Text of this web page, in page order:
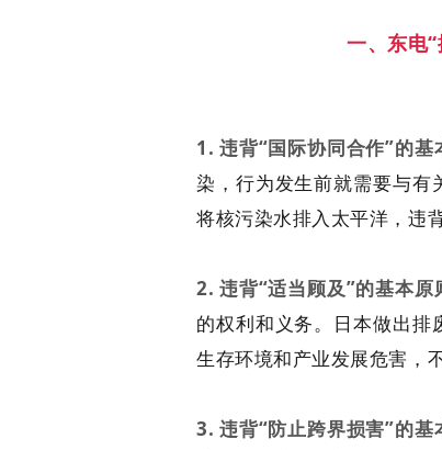
一、东电
1. 违背“国际协同合作”的基
染，行为发生前就需要与有
将核污染水排入太平洋，违
2. 违背“适当顾及”的基本原
的权利和义务。日本做出排
生存环境和产业发展危害，
3. 违背“防止跨界损害”的基